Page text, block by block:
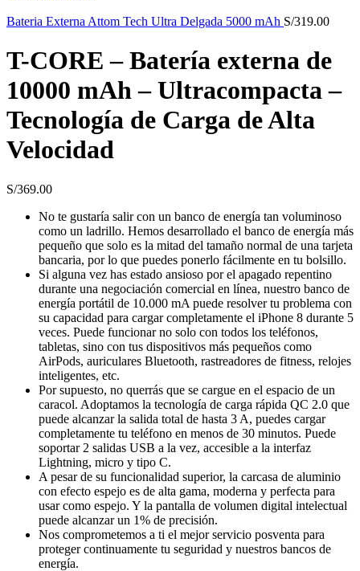
Bateria Externa Attom Tech Ultra Delgada 5000 mAh S/319.00
T-CORE – Batería externa de
10000 mAh – Ultracompacta –
Tecnología de Carga de Alta
Velocidad
S/369.00
No te gustaría salir con un banco de energía tan voluminoso
como un ladrillo. Hemos desarrollado el banco de energía más
pequeño que solo es la mitad del tamaño normal de una tarjeta
bancaria, por lo que puedes ponerlo fácilmente en tu bolsillo.
Si alguna vez has estado ansioso por el apagado repentino
durante una negociación comercial en línea, nuestro banco de
energía portátil de 10.000 mA puede resolver tu problema con
su capacidad para cargar completamente el iPhone 8 durante 5
veces. Puede funcionar no solo con todos los teléfonos,
tabletas, sino con tus dispositivos más pequeños como
AirPods, auriculares Bluetooth, rastreadores de fitness, relojes
inteligentes, etc.
Por supuesto, no querrás que se cargue en el espacio de un
caracol. Adoptamos la tecnología de carga rápida QC 2.0 que
puede alcanzar la salida total de hasta 3 A, puedes cargar
completamente tu teléfono en menos de 30 minutos. Puede
soportar 2 salidas USB a la vez, accesible a la interfaz
Lightning, micro y tipo C.
A pesar de su funcionalidad superior, la carcasa de aluminio
con efecto espejo es de alta gama, moderna y perfecta para
usar como espejo. Y la pantalla de volumen digital intelectual
puede alcanzar un 1% de precisión.
Nos comprometemos a ti el mejor servicio posventa para
proteger continuamente tu seguridad y nuestros bancos de
energía.